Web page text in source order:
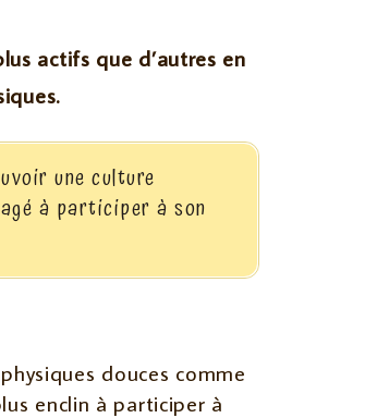
actifs que d’autres en
une culture
à participer à son
douces comme
enclin à participer à